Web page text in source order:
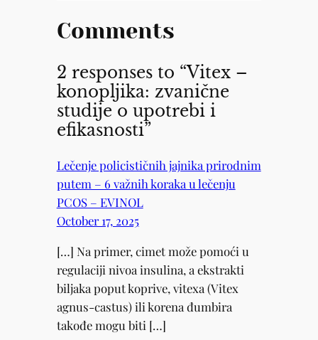
Comments
2 responses to “Vitex –
konopljika: zvanične
studije o upotrebi i
efikasnosti”
Lečenje policističnih jajnika prirodnim
putem – 6 važnih koraka u lečenju
PCOS – EVINOL
October 17, 2025
[…] Na primer, cimet može pomoći u
regulaciji nivoa insulina, a ekstrakti
biljaka poput koprive, vitexa (Vitex
agnus-castus) ili korena đumbira
takođe mogu biti […]